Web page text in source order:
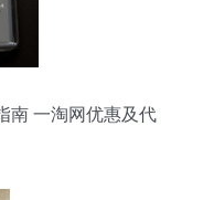
南 一淘网优惠及代